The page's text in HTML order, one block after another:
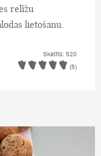
relīžu
lietošanu.
Skatīts: 520
(5)